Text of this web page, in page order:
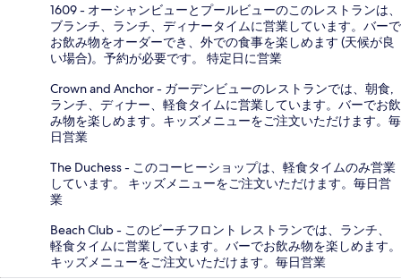
1609 - オーシャンビューとプールビューのこのレストランは、
ブランチ、ランチ、ディナータイムに営業しています。バーで
お飲み物をオーダーでき、外での食事を楽しめます (天候が良
い場合)。予約が必要です。 特定日に営業
Crown and Anchor - ガーデンビューのレストランでは、朝食,
ランチ、ディナー、軽食タイムに営業しています。バーでお飲
み物を楽しめます。キッズメニューをご注文いただけます。毎
日営業
The Duchess - このコーヒーショップは、軽食タイムのみ営業
しています。 キッズメニューをご注文いただけます。毎日営
業
Beach Club - このビーチフロント レストランでは、ランチ、
軽食タイムに営業しています。バーでお飲み物を楽しめます。
キッズメニューをご注文いただけます。毎日営業